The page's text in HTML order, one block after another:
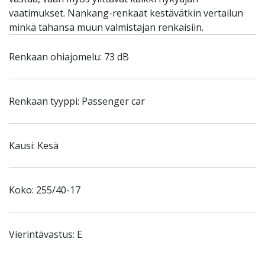
vaatimukset. Nankang-renkaat kestävätkin vertailun
minkä tahansa muun valmistajan renkaisiin.
Renkaan ohiajomelu: 73 dB
Renkaan tyyppi: Passenger car
Kausi: Kesä
Koko: 255/40-17
Vierintävastus: E